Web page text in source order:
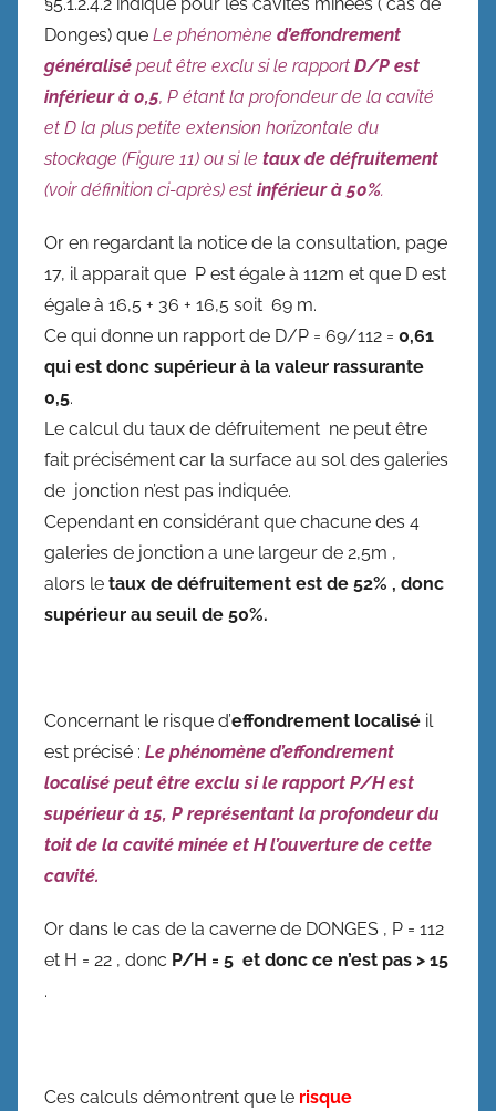
Donges) que Le phénomène d’effondrement
généralisé peut être exclu si le rapport D/P est
inférieur à 0,5, P étant la profondeur de la cavité
et D la plus petite extension horizontale du
stockage (Figure 11) ou si le taux de défruitement
(voir définition ci-après) est inférieur à 50%.
Or en regardant la notice de la consultation, page
17, il apparait que P est égale à 112m et que D est
égale à 16,5 + 36 + 16,5 soit 69 m.
Ce qui donne un rapport de D/P = 69/112 = 0,61
qui est donc supérieur à la valeur rassurante
0,5.
Le calcul du taux de défruitement ne peut être
fait précisément car la surface au sol des galeries
de jonction n’est pas indiquée.
Cependant en considérant que chacune des 4
galeries de jonction a une largeur de 2,5m ,
alors le taux de défruitement est de 52% , donc
supérieur au seuil de 50%.
Concernant le risque d’effondrement localisé il
est précisé : Le phénomène d’effondrement
localisé peut être exclu si le rapport P/H est
supérieur à 15, P représentant la profondeur du
toit de la cavité minée et H l’ouverture de cette
cavité.
Or dans le cas de la caverne de DONGES , P = 112
et H = 22 , donc P/H = 5 et donc ce n’est pas > 15
.
Ces calculs démontrent que le risque